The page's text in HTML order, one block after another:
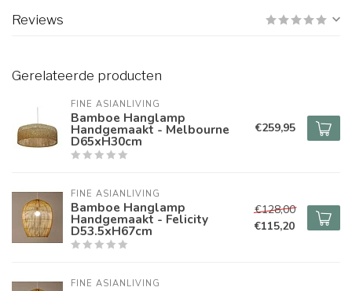
Reviews
Gerelateerde producten
FINE ASIANLIVING
Bamboe Hanglamp
Handgemaakt - Melbourne
D65xH30cm
€259,95
FINE ASIANLIVING
Bamboe Hanglamp
Handgemaakt - Felicity
D53.5xH67cm
€128,00
€115,20
FINE ASIANLIVING